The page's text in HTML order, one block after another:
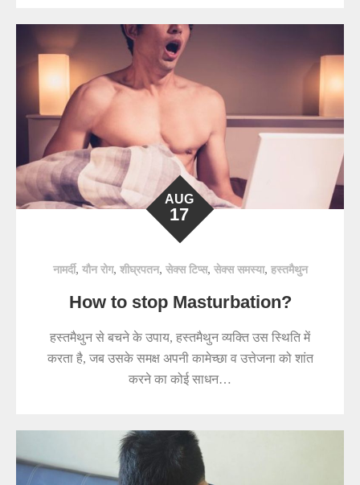
AUG
17
नामर्दी, यौन रोग, शीघ्रपतन, सेक्स टिप्स, सेक्स समस्या, हस्तमैथुन
How to stop Masturbation?
हस्तमैथुन से बचने के उपाय, हस्तमैथुन व्यक्ति उस स्थिति में
करता है, जब उसके समक्ष अपनी कामेच्छा व उत्तेजना को शांत
करने का कोई साधन…